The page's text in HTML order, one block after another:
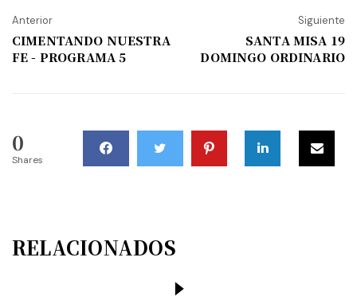
Anterior
CIMENTANDO NUESTRA
FE - PROGRAMA 5
Siguiente
SANTA MISA 19
DOMINGO ORDINARIO
0
Shares
RELACIONADOS